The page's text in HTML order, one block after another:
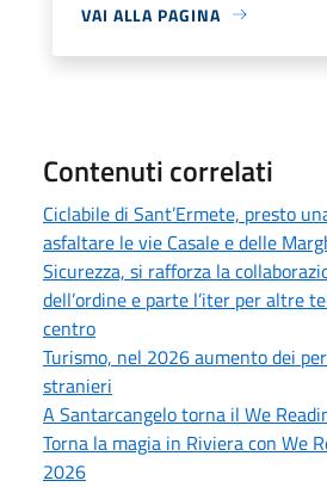
VAI ALLA PAGINA
Contenuti correlati
Ciclabile di Sant’Ermete, presto
asfaltare le vie Casale e delle
Sicurezza, si rafforza la
dell’ordine e parte l’iter per altre
centro
Turismo, nel 2026 aumento dei
stranieri
A Santarcangelo torna il We
Torna la magia in Riviera con We
2026